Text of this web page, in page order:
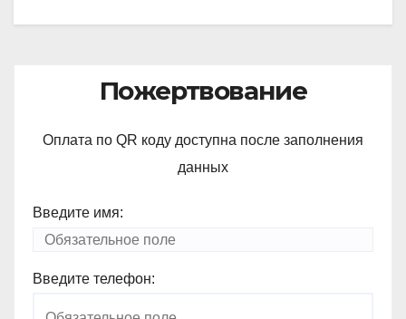
Пожертвование
Оплата по QR коду доступна после заполнения
данных
Введите имя:
Введите телефон: